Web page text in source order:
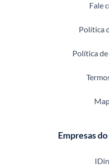
Fale
Política
Política
Empresas